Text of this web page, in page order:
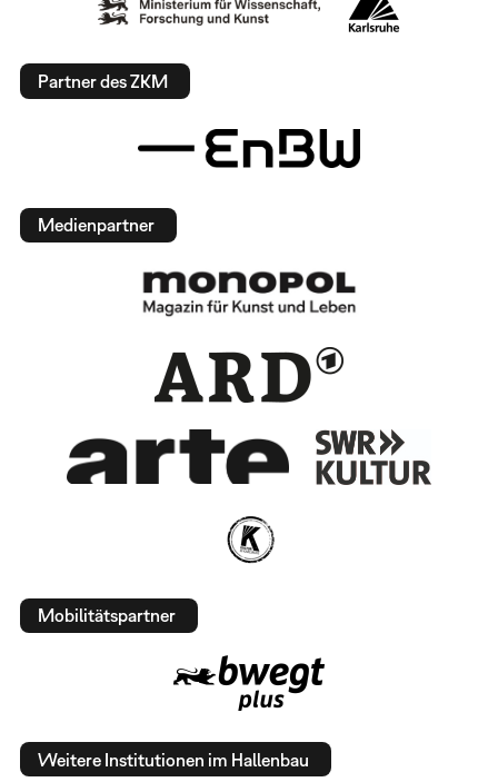
Partner des ZKM
Medienpartner
Mobilitätspartner
Weitere Institutionen im Hallenbau